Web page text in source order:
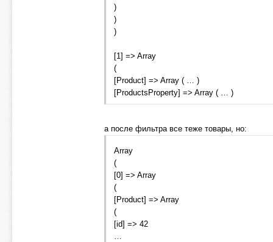
)
)
)
[1] => Array
(
[Product] => Array ( … )
[ProductsProperty] => Array ( … )
а после фильтра все теже товары, но:
Array
(
[0] => Array
(
[Product] => Array
(
[id] => 42
…